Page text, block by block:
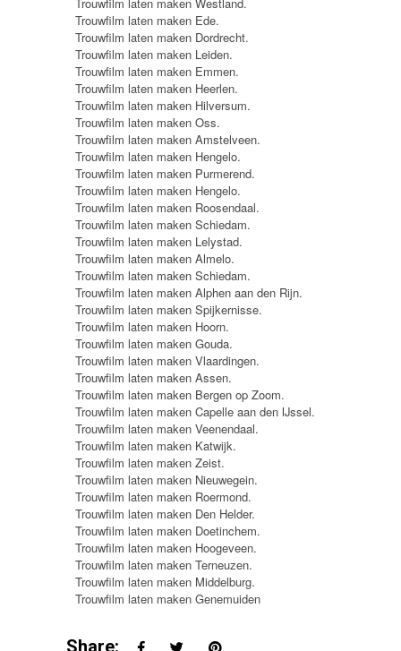
Trouwfilm laten maken Ede.
Trouwfilm laten maken Dordrecht.
Trouwfilm laten maken Leiden.
Trouwfilm laten maken Emmen.
Trouwfilm laten maken Heerlen.
Trouwfilm laten maken Hilversum.
Trouwfilm laten maken Oss.
Trouwfilm laten maken Amstelveen.
Trouwfilm laten maken Hengelo.
Trouwfilm laten maken Purmerend.
Trouwfilm laten maken Hengelo.
Trouwfilm laten maken Roosendaal.
Trouwfilm laten maken Schiedam.
Trouwfilm laten maken Lelystad.
Trouwfilm laten maken Almelo.
Trouwfilm laten maken Schiedam.
Trouwfilm laten maken Alphen aan den Rijn.
Trouwfilm laten maken Spijkernisse.
Trouwfilm laten maken Hoorn.
Trouwfilm laten maken Gouda.
Trouwfilm laten maken Vlaardingen.
Trouwfilm laten maken Assen.
Trouwfilm laten maken Bergen op Zoom.
Trouwfilm laten maken Capelle aan den IJssel.
Trouwfilm laten maken Veenendaal.
Trouwfilm laten maken Katwijk.
Trouwfilm laten maken Zeist.
Trouwfilm laten maken Nieuwegein.
Trouwfilm laten maken Roermond.
Trouwfilm laten maken Den Helder.
Trouwfilm laten maken Doetinchem.
Trouwfilm laten maken Hoogeveen.
Trouwfilm laten maken Terneuzen.
Trouwfilm laten maken Middelburg.
Trouwfilm laten maken Genemuiden
Share: